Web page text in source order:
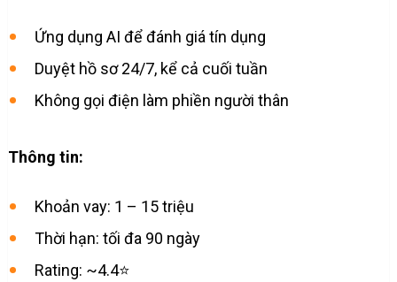
Ứng dụng AI để đánh giá tín dụng
Duyệt hồ sơ 24/7, kể cả cuối tuần
Không gọi điện làm phiền người thân
Thông tin:
Khoản vay: 1 – 15 triệu
Thời hạn: tối đa 90 ngày
Rating: ~4.4⭐